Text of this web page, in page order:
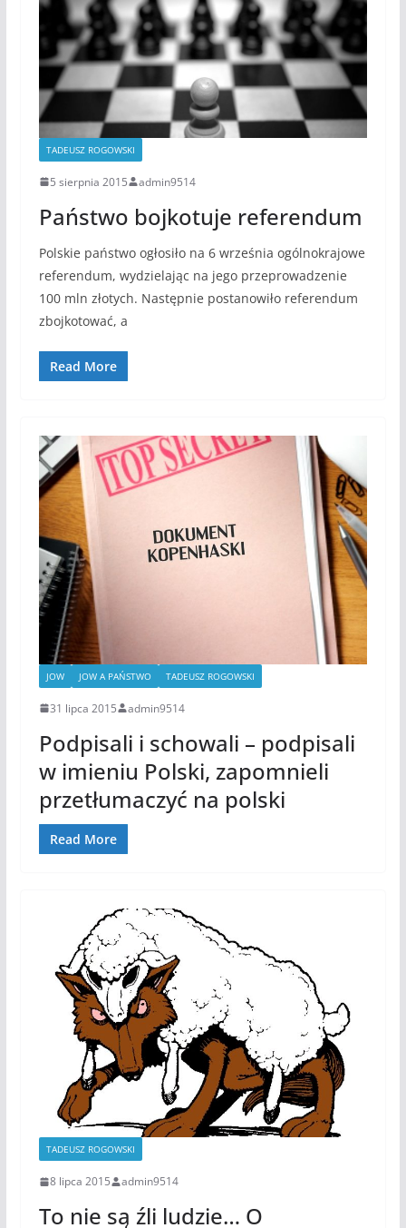
TADEUSZ ROGOWSKI
5 sierpnia 2015 admin9514
Państwo bojkotuje referendum
Polskie państwo ogłosiło na 6 września ogólnokrajowe
referendum, wydzielając na jego przeprowadzenie
100 mln złotych. Następnie postanowiło referendum
zbojkotować, a
Read More
JOW JOW A PAŃSTWO TADEUSZ ROGOWSKI
31 lipca 2015 admin9514
Podpisali i schowali – podpisali
w imieniu Polski, zapomnieli
przetłumaczyć na polski
Read More
TADEUSZ ROGOWSKI
8 lipca 2015 admin9514
To nie są źli ludzie… O